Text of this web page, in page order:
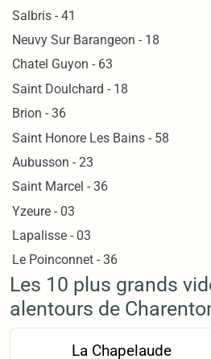
Salbris - 41
Neuvy Sur Barangeon - 18
Chatel Guyon - 63
Saint Doulchard - 18
Brion - 36
Saint Honore Les Bains - 58
Aubusson - 23
Saint Marcel - 36
Yzeure - 03
Lapalisse - 03
Le Poinconnet - 36
Les 10 plus grands
alentours de
La Chapelaude